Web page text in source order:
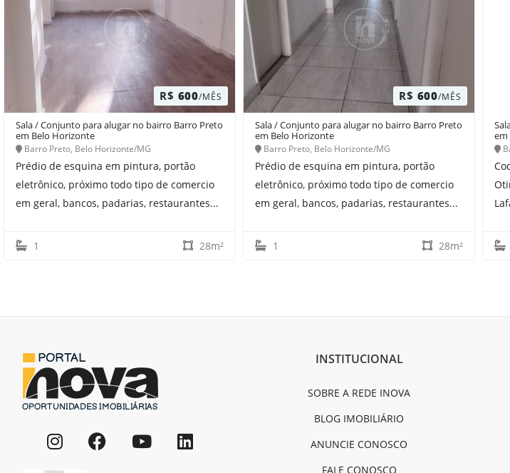
R$ 600/MÊS
Sala / Conjunto para alugar no bairro Barro Preto
em Belo Horizonte
Barro Preto, Belo Horizonte/MG
Prédio de esquina em pintura, portão
eletrônico, próximo todo tipo de comercio
em geral, bancos, padarias, restaurantes...
1 28m²
R$ 600/MÊS
Sala / Conjunto para alugar no bairro Barro Preto
em Belo Horizonte
Barro Preto, Belo Horizonte/MG
Prédio de esquina em pintura, portão
eletrônico, próximo todo tipo de comercio
em geral, bancos, padarias, restaurantes...
1 28m²
em
INSTITUCIONAL
SOBRE A REDE INOVA
BLOG IMOBILIÁRIO
ANUNCIE CONOSCO
FALE CONOSCO